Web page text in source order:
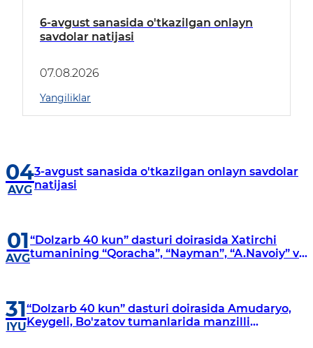
6-avgust sanasida o'tkazilgan onlayn
savdolar natijasi
07.08.2026
Yangiliklar
04
AVG
3-avgust sanasida o'tkazilgan onlayn savdolar
natijasi
01
AVG
“Dolzarb 40 kun” dasturi doirasida Xatirchi
tumanining “Qoracha”, “Nayman”, “A.Navoiy” va
31
IYU
“Dolzarb 40 kun” dasturi doirasida Amudaryo,
Keygeli, Bo'zatov tumanlarida manzilli